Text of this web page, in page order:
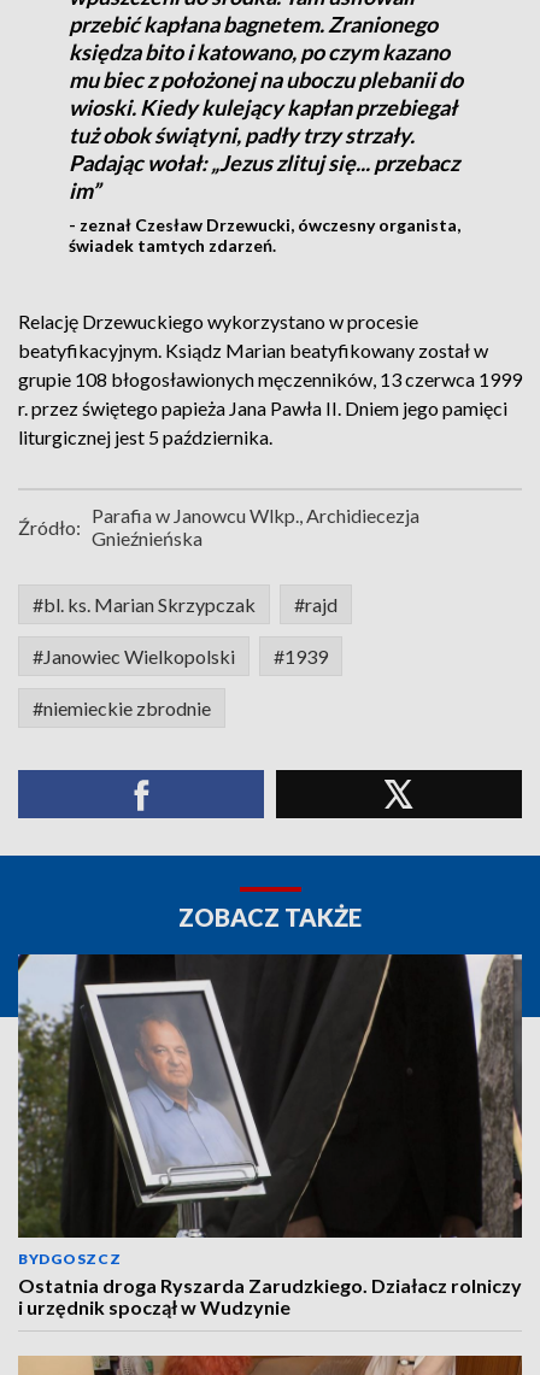
przebić kapłana bagnetem. Zranionego
księdza bito i katowano, po czym kazano
mu biec z położonej na uboczu plebanii do
wioski. Kiedy kulejący kapłan przebiegał
tuż obok świątyni, padły trzy strzały.
Padając wołał: „Jezus zlituj się... przebacz
im”
- zeznał Czesław Drzewucki, ówczesny organista,
świadek tamtych zdarzeń.
Relację Drzewuckiego wykorzystano w procesie
beatyfikacyjnym. Ksiądz Marian beatyfikowany został w
grupie 108 błogosławionych męczenników, 13 czerwca 1999
r. przez świętego papieża Jana Pawła II. Dniem jego pamięci
liturgicznej jest 5 października.
Źródło: Parafia w Janowcu Wlkp., Archidiecezja
Gnieźnieńska
#bl. ks. Marian Skrzypczak #rajd
#Janowiec Wielkopolski #1939
#niemieckie zbrodnie
ZOBACZ TAKŻE
BYDGOSZCZ
Ostatnia droga Ryszarda Zarudzkiego. Działacz rolniczy
i urzędnik spoczął w Wudzynie